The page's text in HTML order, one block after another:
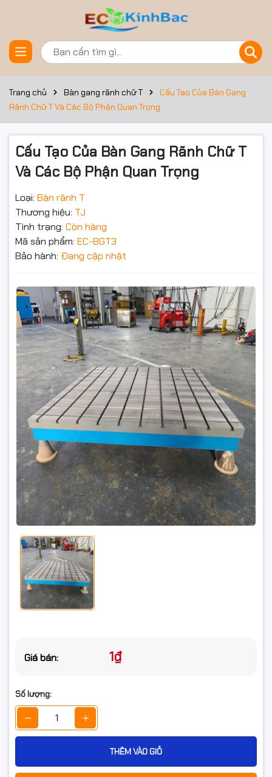
Trang chủ Bàn gang rãnh chữ T
Cấu Tạo Của Bàn Gang
Rãnh Chữ T Và Các Bộ Phận Quan Trọng
Cấu Tạo Của Bàn Gang Rãnh Chữ T
Và Các Bộ Phận Quan Trọng
Loại: Bàn rãnh T
Thương hiệu: TJ
Tình trạng: Còn hàng
Mã sản phẩm: EC-BGT3
Bảo hành: Đang cập nhật
Giá bán: 1₫
Số lượng:
THÊM VÀO GIỎ
Đặt trước sản phẩm
Cấu Tạo Của Bàn Gang Rãnh Chữ T Và Các Bộ Phận
Quan Trọng
1₫
Đặt trước sản phẩm để nhận thêm nhiều ưu đãi bạn
nhé
GỬI THÔNG TIN